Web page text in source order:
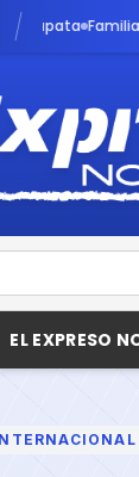
Familia exige
EL EXPRESO